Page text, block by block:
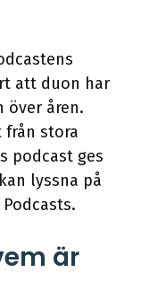
att duon har
över åren.
stora
podcast ges
lyssna på
är